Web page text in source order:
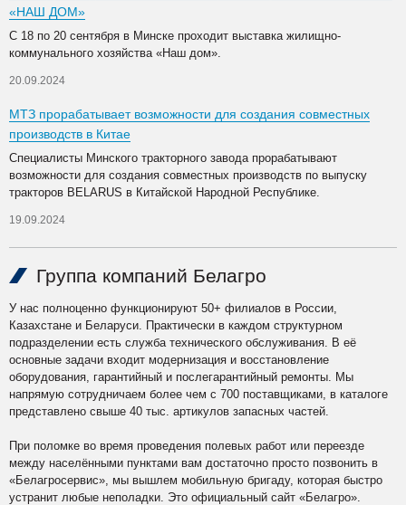
«НАШ ДОМ»
С 18 по 20 сентября в Минске проходит выставка жилищно-
коммунального хозяйства «Наш дом».
20.09.2024
МТЗ прорабатывает возможности для создания совместных
производств в Китае
Специалисты Минского тракторного завода прорабатывают
возможности для создания совместных производств по выпуску
тракторов BELARUS в Китайской Народной Республике.
19.09.2024
Группа компаний Белагро
У нас полноценно функционируют 50+ филиалов в России,
Казахстане и Беларуси. Практически в каждом структурном
подразделении есть служба технического обслуживания. В её
основные задачи входит модернизация и восстановление
оборудования, гарантийный и послегарантийный ремонты. Мы
напрямую сотрудничаем более чем с 700 поставщиками, в каталоге
представлено свыше 40 тыс. артикулов запасных частей.
При поломке во время проведения полевых работ или переезде
между населёнными пунктами вам достаточно просто позвонить в
«Белагросервис», мы вышлем мобильную бригаду, которая быстро
устранит любые неполадки. Это официальный сайт «Белагро».